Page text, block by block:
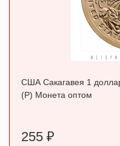
США Сакагавея 1
(P) Монета оптом
255 ₽